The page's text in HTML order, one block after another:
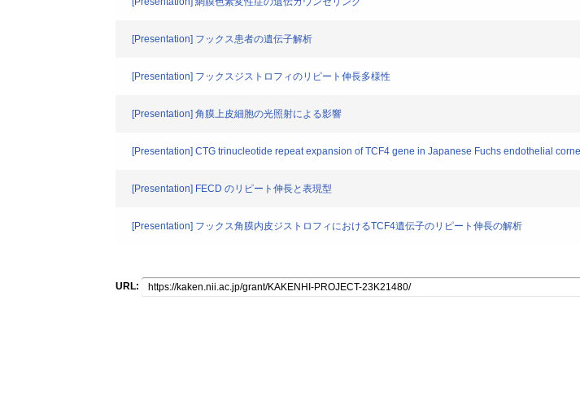
[Presentation] フックス患者の遺伝子解析
[Presentation] フックスジストロフィのリピート伸長多様性
[Presentation] 角膜上皮細胞の光照射による影響
[Presentation] CTG trinucleotide repeat expansion of TCF4 gene in Japanese Fuchs endothelial
[Presentation] FECD のリピート伸長と表現型
[Presentation] フックス角膜内皮ジストロフィにおけるTCF4遺伝子のリピート伸長の解析
URL: